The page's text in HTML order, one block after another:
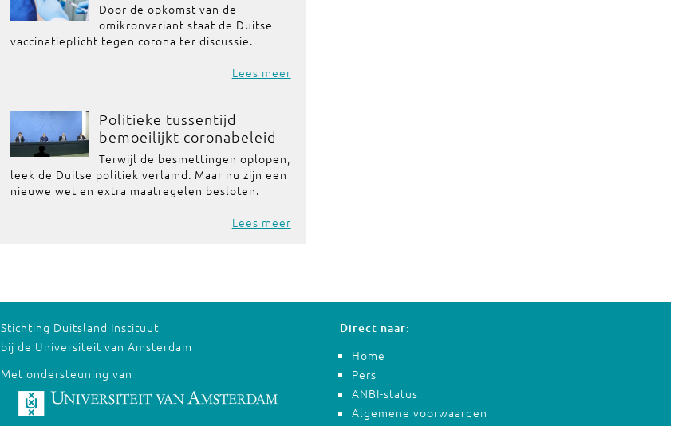
Door de opkomst van de
omikronvariant staat de Duitse
vaccinatieplicht tegen corona ter discussie.
Lees meer
Politieke tussentijd
bemoeilijkt coronabeleid
Terwijl de besmettingen oplopen,
leek de Duitse politiek verlamd. Maar nu zijn een
nieuwe wet en extra maatregelen besloten.
Lees meer
Stichting Duitsland Instituut
bij de Universiteit van Amsterdam
Met ondersteuning van
Direct naar:
Home
Pers
ANBI-status
Algemene voorwaarden